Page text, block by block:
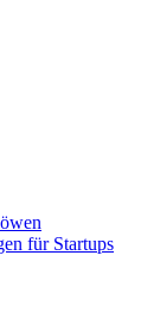
für Startups